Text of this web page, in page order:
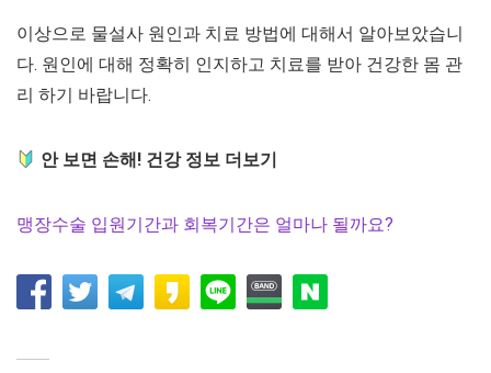
이상으로 물설사 원인과 치료 방법에 대해서 알아보았습니
다. 원인에 대해 정확히 인지하고 치료를 받아 건강한 몸 관
리 하기 바랍니다.
안 보면 손해! 건강 정보 더보기
맹장수술 입원기간과 회복기간은 얼마나 될까요?